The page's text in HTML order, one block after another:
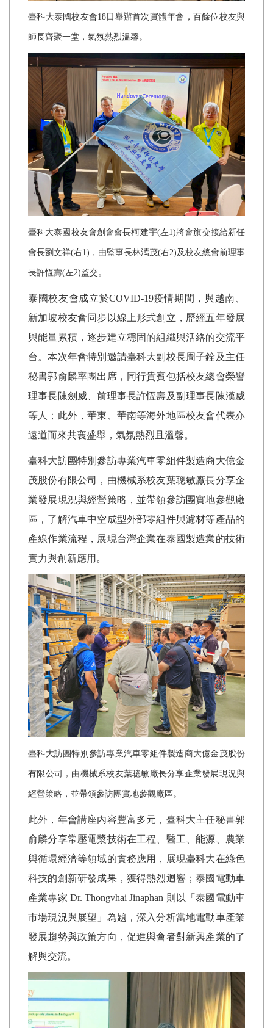
臺科大泰國校友會18 日舉辦首次實體年會，百餘位校友與
師長齊聚一堂，氣氛熱烈溫馨。
臺科大泰國校友會創會會長柯建宇(左1)將會旗交接給新任
會長劉文祥(右1 ) ，由監事長林漹茂(右2)及校友總會前理事
長許恆壽(左2)監交。
泰國校友會成立於COVID-19疫情期間，與越南、
新加坡校友會同步以線上形式創立，歷經五年發展
與能量累積，逐步建立穩固的組織與活絡的交流平
台。本次年會特別邀請臺科大副校長周子銓及主任
秘書郭俞麟率團出席，同行貴賓包括校友總會榮譽
理事長陳劍威、前理事長許恆壽及副理事長陳漢威
等人；此外，華東、華南等海外地區校友會代表亦
遠道而來共襄盛舉，氣氛熱烈且溫馨。
臺科大訪團特別參訪專業汽車零組件製造商大億金
茂股份有限公司，由機械系校友葉聰敏廠長分享企
業發展現況與經營策略，並帶領參訪團實地參觀廠
區，了解汽車中空成型外部零組件與濾材等產品的
產線作業流程，展現台灣企業在泰國製造業的技術
實力與創新應用。
臺科大訪團特別參訪專業汽車零組件製造商大億金茂股份
有限公司，由機械系校友葉聰敏廠長分享企業發展現況與
經營策略，並帶領參訪團實地參觀廠區。
此外，年會講座內容豐富多元，臺科大主任秘書郭
俞麟分享常壓電漿技術在工程、醫工、能源、農業
與循環經濟等領域的實務應用，展現臺科大在綠色
科技的創新研發成果，獲得熱烈迴響；泰國電動車
產業專家 Dr. Thongvhai Jinaphan 則以「泰國電動車
市場現況與展望」為題，深入分析當地電動車產業
發展趨勢與政策方向，促進與會者對新興產業的了
解與交流。